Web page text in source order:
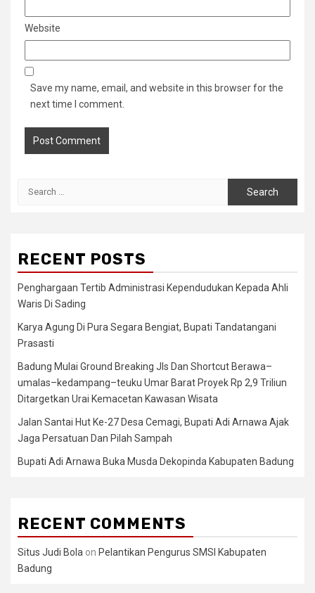
Website
Save my name, email, and website in this browser for the
next time I comment.
RECENT POSTS
Penghargaan Tertib Administrasi Kependudukan Kepada Ahli
Waris Di Sading
Karya Agung Di Pura Segara Bengiat, Bupati Tandatangani
Prasasti
Badung Mulai Ground Breaking Jls Dan Shortcut Berawa–
umalas–kedampang–teuku Umar Barat Proyek Rp 2,9 Triliun
Ditargetkan Urai Kemacetan Kawasan Wisata
Jalan Santai Hut Ke-27 Desa Cemagi, Bupati Adi Arnawa Ajak
Jaga Persatuan Dan Pilah Sampah
Bupati Adi Arnawa Buka Musda Dekopinda Kabupaten Badung
RECENT COMMENTS
Situs Judi Bola on Pelantikan Pengurus SMSI Kabupaten
Badung